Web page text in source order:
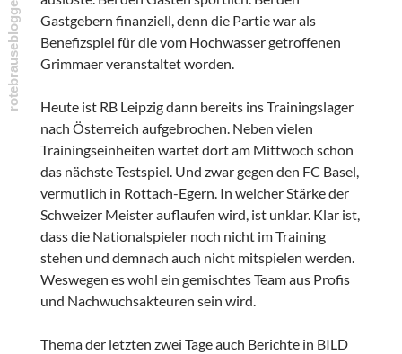
Gastgebern finanziell, denn die Partie war als
Benefizspiel für die vom Hochwasser getroffenen
Grimmaer veranstaltet worden.
Heute ist RB Leipzig dann bereits ins Trainingslager
nach Österreich aufgebrochen. Neben vielen
Trainingseinheiten wartet dort am Mittwoch schon
das nächste Testspiel. Und zwar gegen den FC Basel,
vermutlich in Rottach-Egern. In welcher Stärke der
Schweizer Meister auflaufen wird, ist unklar. Klar ist,
dass die Nationalspieler noch nicht im Training
stehen und demnach auch nicht mitspielen werden.
Weswegen es wohl ein gemischtes Team aus Profis
und Nachwuchsakteuren sein wird.
Thema der letzten zwei Tage auch Berichte in BILD